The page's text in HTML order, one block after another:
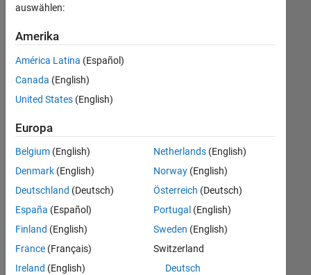
Derzeit
es
keine
offenen
Stellen,
Ihren
Suchkriterien
entsprechen.
können
die
Suchkriterien
weiter
fassen
oder
auswählen:
Amerika
América Latina (Español)
Canada (English)
United States (English)
Europa
Belgium (English)
Denmark (English)
Deutschland (Deutsch)
España (Español)
Finland (English)
France (Français)
Ireland (English)
Netherlands(English)
Norway(English)
Österreich (Deutsch)
Portugal (English)
Sweden (English)
Switzerland
Deutsch